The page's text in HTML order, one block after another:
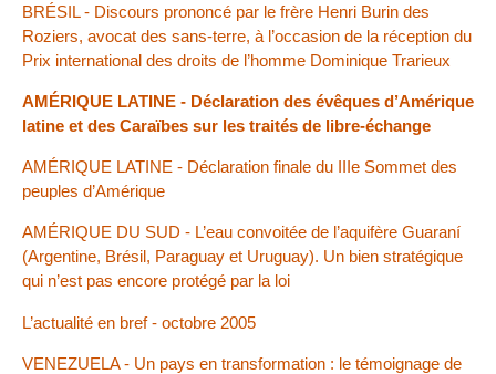
BRÉSIL - Discours prononcé par le frère Henri Burin des
Roziers, avocat des sans-terre, à l’occasion de la réception du
Prix international des droits de l’homme Dominique Trarieux
AMÉRIQUE LATINE - Déclaration des évêques d’Amérique
latine et des Caraïbes sur les traités de libre-échange
AMÉRIQUE LATINE - Déclaration finale du IIIe Sommet des
peuples d’Amérique
AMÉRIQUE DU SUD - L’eau convoitée de l’aquifère Guaraní
(Argentine, Brésil, Paraguay et Uruguay). Un bien stratégique
qui n’est pas encore protégé par la loi
L’actualité en bref - octobre 2005
VENEZUELA - Un pays en transformation : le témoignage de